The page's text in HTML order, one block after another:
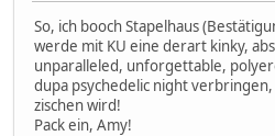
So, ich booch Stapelhaus
werde mit KU eine derart kinky,
unparalleled, unforgettable,
dupa psychedelic night
zischen wird!
Pack ein, Amy!